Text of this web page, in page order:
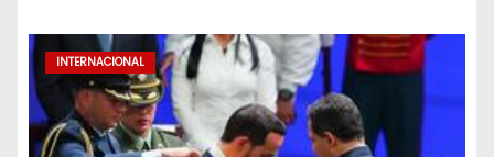
INTERNACIONAL